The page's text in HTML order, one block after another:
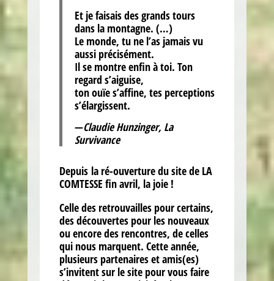
Et je faisais des grands tours
dans la montagne. (…)
Le monde, tu ne l’as jamais vu
aussi précisément.
Il se montre enfin à toi. Ton
regard s’aiguise,
ton ouïe s’affine, tes perceptions
s’élargissent.
—Claudie Hunzinger, La
Survivance
Depuis la ré-ouverture du site de LA
COMTESSE fin avril, la joie !
Celle des retrouvailles pour certains,
des découvertes pour les nouveaux
ou encore des rencontres, de celles
qui nous marquent. Cette année,
plusieurs partenaires et amis(es)
s’invitent sur le site pour vous faire